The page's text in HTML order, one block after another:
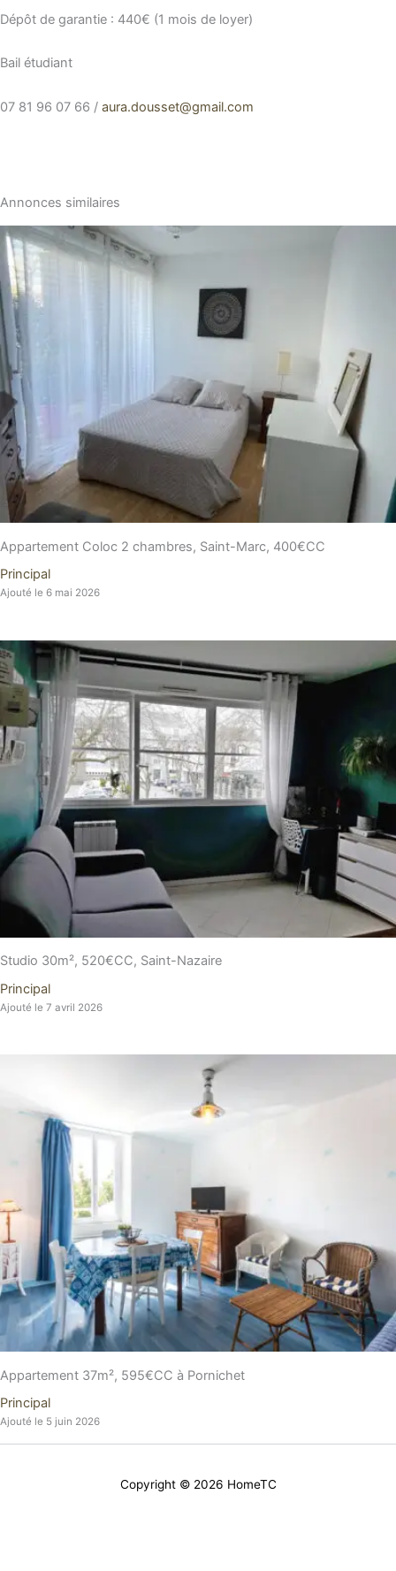
Dépôt de garantie : 440€ (1 mois de loyer)
Bail étudiant
07 81 96 07 66 / aura.dousset@gmail.com
Annonces similaires
Appartement Coloc 2 chambres, Saint-Marc, 400€CC
Principal
Ajouté le 6 mai 2026
Studio 30m², 520€CC, Saint-Nazaire
Principal
Ajouté le 7 avril 2026
Appartement 37m², 595€CC à Pornichet
Principal
Ajouté le 5 juin 2026
Copyright © 2026 HomeTC